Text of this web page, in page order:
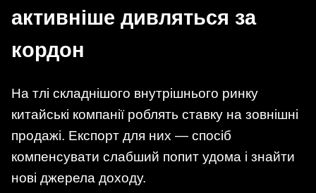
активніше дивляться за
кордон
На тлі складнішого внутрішнього ринку
китайські компанії роблять ставку на зовнішні
продажі. Експорт для них — спосіб
компенсувати слабший попит удома і знайти
нові джерела доходу.